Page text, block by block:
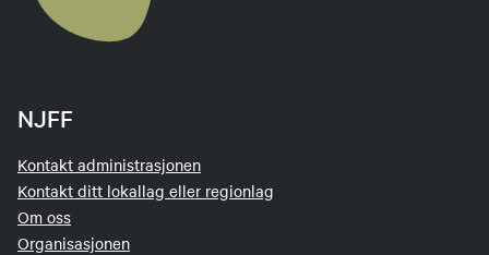
NJFF
Kontakt administrasjonen
Kontakt ditt lokallag eller regionlag
Om oss
Organisasjonen